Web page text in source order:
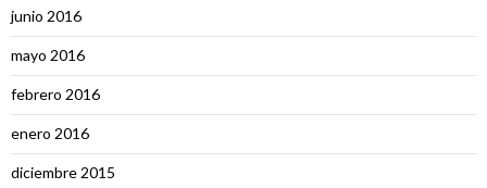
junio 2016
mayo 2016
febrero 2016
enero 2016
diciembre 2015